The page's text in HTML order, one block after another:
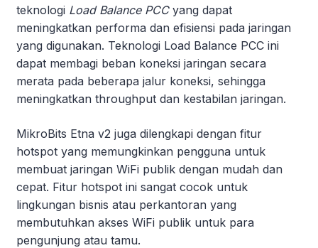
teknologi Load Balance PCCyang dapat
meningkatkan performa dan efisiensi pada jaringan
yang digunakan. Teknologi Load Balance PCC ini
dapat membagi beban koneksi jaringan secara
merata pada beberapa jalur koneksi, sehingga
meningkatkan throughput dan kestabilan jaringan.
MikroBits Etna v2 juga dilengkapi dengan fitur
hotspot yang memungkinkan pengguna untuk
membuat jaringan WiFi publik dengan mudah dan
cepat. Fitur hotspot ini sangat cocok untuk
lingkungan bisnis atau perkantoran yang
membutuhkan akses WiFi publik untuk para
pengunjung atau tamu.